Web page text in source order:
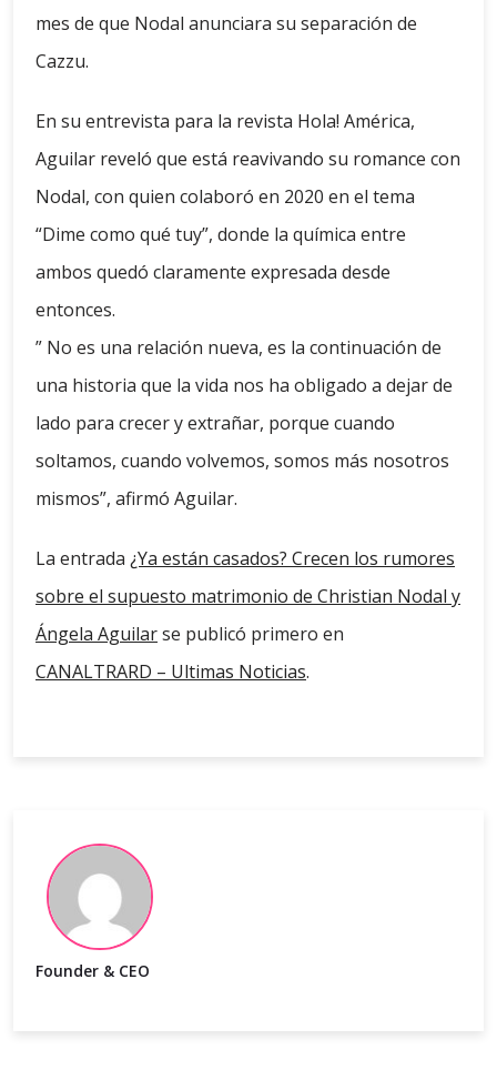
mes de que Nodal anunciara su separación de
Cazzu.
En su entrevista para la revista Hola! América,
Aguilar reveló que está reavivando su romance con
Nodal, con quien colaboró ​​en 2020 en el tema
“Dime como qué tuy”, donde la química entre
ambos quedó claramente expresada desde
entonces.
” No es una relación nueva, es la continuación de
una historia que la vida nos ha obligado a dejar de
lado para crecer y extrañar, porque cuando
soltamos, cuando volvemos, somos más nosotros
mismos”, afirmó Aguilar.
La entrada ¿Ya están casados? Crecen los rumores
sobre el supuesto matrimonio de Christian Nodal y
Ángela Aguilarse publicó primero en
CANALTRARD – Ultimas Noticias.
Founder & CEO